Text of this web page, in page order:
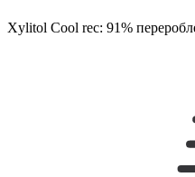
Xylitol Cool rec: 91%